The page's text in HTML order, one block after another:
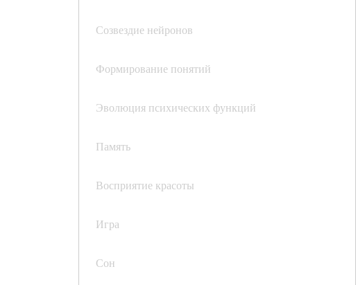
Созвездие нейронов
Формирование понятий
Эволюция психических функций
Память
Восприятие красоты
Игра
Сон